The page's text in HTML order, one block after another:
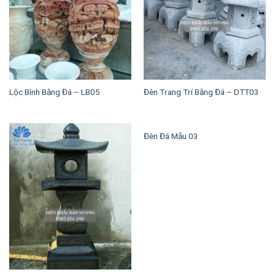
Lộc Bình Bằng Đá – LB05 Đèn Trang Trí Bằng Đá – DTT03
Đèn Đá Mẫu 03